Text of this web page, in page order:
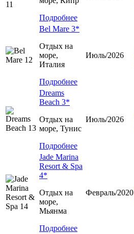
Подробнее
Bel Mare 3*
Отдых на
море,
Италия
Подробнее
Июль/2026
Dreams
Beach 3*
Отдых на
море, Тунис
Подробнее
Июль/2026
Jade Marina
Resort & Spa
4*
Отдых на
море,
Мьянма
Подробнее
Февраль/2020